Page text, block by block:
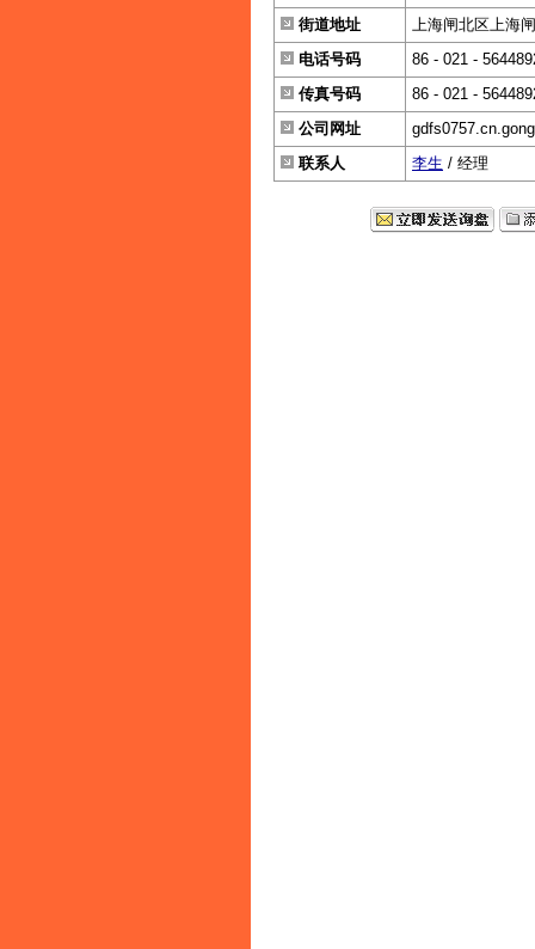
街道地址
上海闸北区上海
电话号码
86 - 021 -
传真号码
86 - 021 -
公司网址
联系人
李生 / 经理